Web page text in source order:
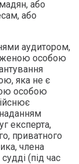
або
або
аудитором,
особою
яка не є
особою
наданням
експерта,
приватного
члена
(під час